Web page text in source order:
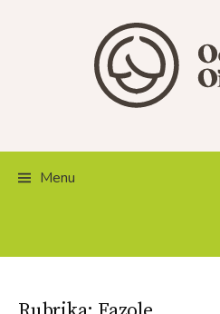
Menu